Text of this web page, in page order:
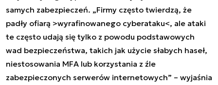
samych zabezpieczeń. „Firmy często twierdzą, że
padły ofiarą >wyrafinowanego cyberataku<, ale ataki
te często udają się tylko z powodu podstawowych
wad bezpieczeństwa, takich jak użycie słabych haseł,
niestosowania MFA lub korzystania z źle
zabezpieczonych serwerów internetowych” – wyjaśnia